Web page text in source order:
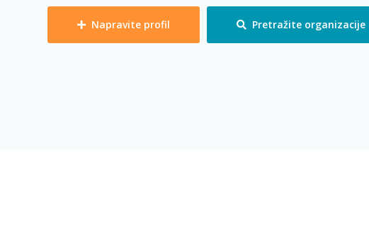
Napravite profil Pretražite organizacije